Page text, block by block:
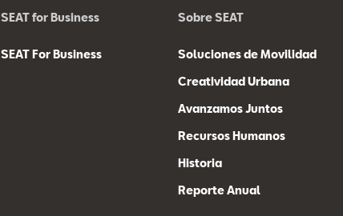
SEAT for Business
SEAT For Business
Sobre SEAT
Soluciones de Movilidad
Creatividad Urbana
Avanzamos Juntos
Recursos Humanos
Historia
Reporte Anual